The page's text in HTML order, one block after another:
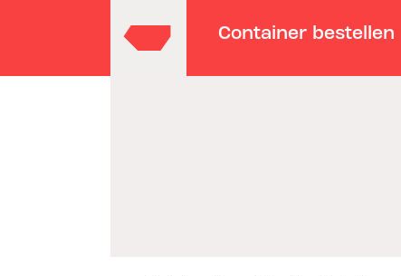
Container bestellen